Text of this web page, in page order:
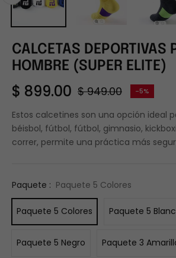
CALCETAS DEPORTIVAS
HOMBRE (SUPER ELITE)
$ 899.00 Precio
habitual
$ 949.00 -5%
Estos calcetines son una opción ideal
béisbol, fútbol, fútbol, gimnasio,
correr, permite una práctica más
Paquete : Paquete 5 Colores
Paquete 5 Colores Paquete 5
Paquete 5 Negro Paquete 3